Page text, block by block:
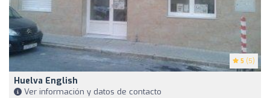
5 (5)
Huelva English
Ver información y datos de contacto